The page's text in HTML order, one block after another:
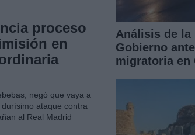
proceso
en
negó que vaya a
ataque contra
al Real Madrid
Análisis de la
Gobierno
migratoria en